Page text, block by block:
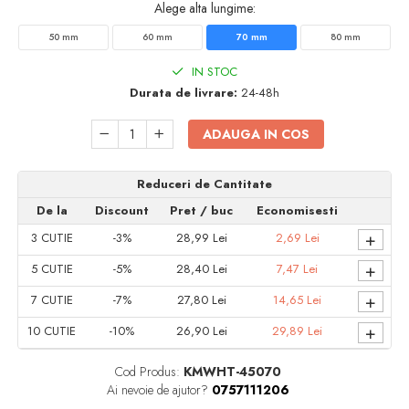
Amestecatoare electrice
Surubelnite, clesti si chei
Dalti, spituri, leviere
Accesorii si consumabile
Accesorii pentru polizare, slefuire si
frezare
Burghie
Organizatoare
Accesorii unelte
Unelte electrice speciale
Alege alta lungime:
50 mm 60 mm 70 mm 80 mm
IN STOC
Durata de livrare: 24-48h
ADAUGA IN COS
Reduceri de Cantitate
De la
Discount Pret / buc
Economisesti
3 CUTIE -3% 28,99 Lei 2,69 Lei +
5CUTIE -5% 28,40 Lei 7,47 Lei +
7CUTIE -7% 27,80 Lei 14,65 Lei +
10 CUTIE -10% 26,90 Lei 29,89 Lei +
Cod Produs: KMWHT-45070
Ai nevoie de ajutor? 0757111206